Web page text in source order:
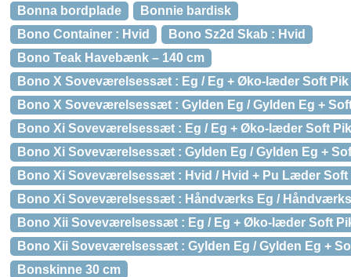
Bonna bordplade
Bonnie bardisk
Bono Container : Hvid
Bono Sz2d Skab : Hvid
Bono Teak Havebænk – 140 cm
Bono X Soveværelsessæt : Eg / Eg + Øko-læder Soft Pik
Bono X Soveværelsessæt : Gylden Eg / Gylden Eg +
Bono Xi Soveværelsessæt : Eg / Eg + Øko-læder Soft
Bono Xi Soveværelsessæt : Gylden Eg / Gylden Eg +
Bono Xi Soveværelsessæt : Hvid / Hvid + Pu Læder Soft
Bono Xi Soveværelsessæt : Håndværks Eg /
Bono Xii Soveværelsessæt : Eg / Eg + Øko-læder Soft
Bono Xii Soveværelsessæt : Gylden Eg / Gylden Eg +
Bonskinne 30 cm